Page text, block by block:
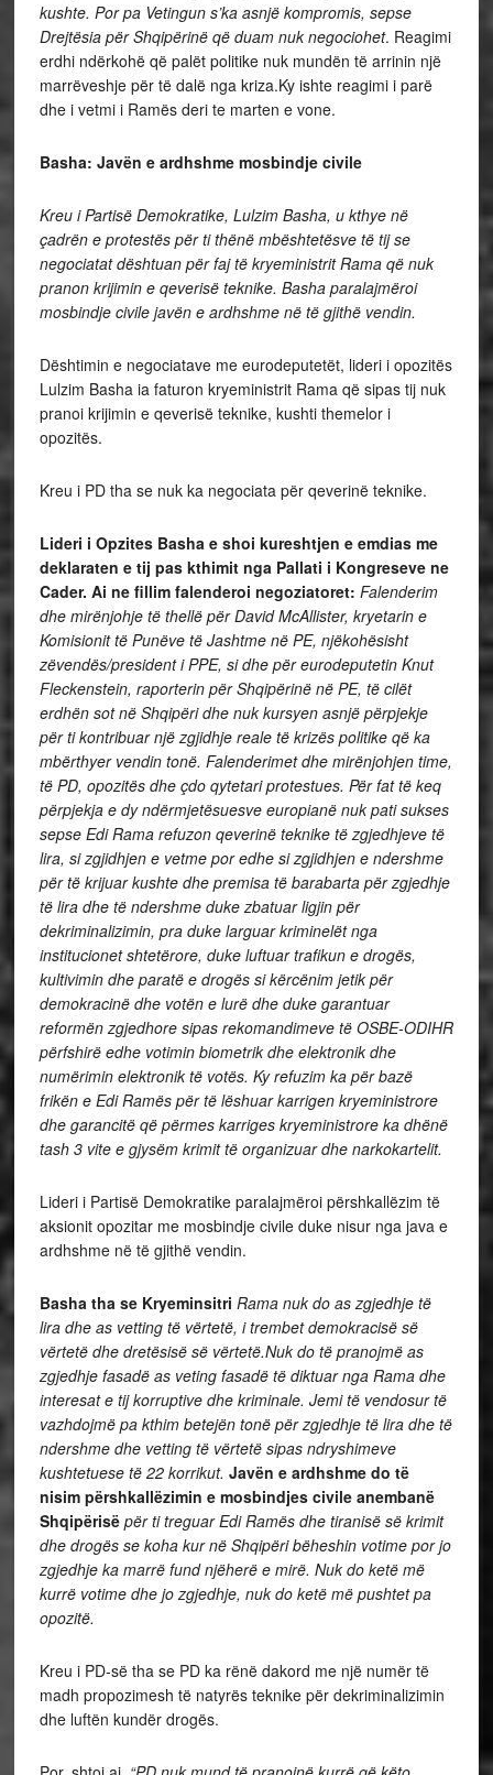
kushte. Por pa Vetingun s’ka asnjë kompromis, sepse
Drejtësia për Shqipërinë që duam nuk negociohet. Reagimi
erdhi ndërkohë që palët politike nuk mundën të arrinin një
marrëveshje për të dalë nga kriza.Ky ishte reagimi i parë
dhe i vetmi i Ramës deri te marten e vone.
Basha: Javën e ardhshme mosbindje civile
Kreu i Partisë Demokratike, Lulzim Basha, u kthye në
çadrën e protestës për ti thënë mbështetësve të tij se
negociatat dështuan për faj të kryeministrit Rama që nuk
pranon krijimin e qeverisë teknike. Basha paralajmëroi
mosbindje civile javën e ardhshme në të gjithë vendin.
Dështimin e negociatave me eurodeputetët, lideri i opozitës
Lulzim Basha ia faturon kryeministrit Rama që sipas tij nuk
pranoi krijimin e qeverisë teknike, kushti themelor i
opozitës.
Kreu i PD tha se nuk ka negociata për qeverinë teknike.
Lideri i Opzites Basha e shoi kureshtjen e emdias me
deklaraten e tij pas kthimit nga Pallati i Kongreseve ne
Cader. Ai ne fillim falenderoi negoziatoret: Falenderim
dhe mirënjohje të thellë për David McAllister, kryetarin e
Komisionit të Punëve të Jashtme në PE, njëkohësisht
zëvendës/president i PPE, si dhe për eurodeputetin Knut
Fleckenstein, raporterin për Shqipërinë në PE, të cilët
erdhën sot në Shqipëri dhe nuk kursyen asnjë përpjekje
për ti kontribuar një zgjidhje reale të krizës politike që ka
mbërthyer vendin tonë. Falenderimet dhe mirënjohjen time,
të PD, opozitës dhe çdo qytetari protestues. Për fat të keq
përpjekja e dy ndërmjetësuesve europianë nuk pati sukses
sepse Edi Rama refuzon qeverinë teknike të zgjedhjeve të
lira, si zgjidhjen e vetme por edhe si zgjidhjen e ndershme
për të krijuar kushte dhe premisa të barabarta për zgjedhje
të lira dhe të ndershme duke zbatuar ligjin për
dekriminalizimin, pra duke larguar kriminelët nga
institucionet shtetërore, duke luftuar trafikun e drogës,
kultivimin dhe paratë e drogës si kërcënim jetik për
demokracinë dhe votën e lurë dhe duke garantuar
reformën zgjedhore sipas rekomandimeve të OSBE-ODIHR
përfshirë edhe votimin biometrik dhe elektronik dhe
numërimin elektronik të votës. Ky refuzim ka për bazë
frikën e Edi Ramës për të lëshuar karrigen kryeministrore
dhe garancitë që përmes karriges kryeministrore ka dhënë
tash 3 vite e gjysëm krimit të organizuar dhe narkokartelit.
Lideri i Partisë Demokratike paralajmëroi përshkallëzim të
aksionit opozitar me mosbindje civile duke nisur nga java e
ardhshme në të gjithë vendin.
Basha tha se Kryeminsitri Rama nuk do as zgjedhje të
lira dhe as vetting të vërtetë, i trembet demokracisë së
vërtetë dhe dretësisë së vërtetë.Nuk do të pranojmë as
zgjedhje fasadë as veting fasadë të diktuar nga Rama dhe
interesat e tij korruptive dhe kriminale. Jemi të vendosur të
vazhdojmë pa kthim betejën tonë për zgjedhje të lira dhe të
ndershme dhe vetting të vërtetë sipas ndryshimeve
kushtetuese të 22 korrikut. Javën e ardhshme do të
nisim përshkallëzimin e mosbindjes civile anembanë
Shqipërisëpër ti treguar Edi Ramës dhe tiranisë së krimit
dhe drogës se koha kur në Shqipëri bëheshin votime por jo
zgjedhje ka marrë fund njëherë e mirë. Nuk do ketë më
kurrë votime dhe jo zgjedhje, nuk do ketë më pushtet pa
opozitë.
Kreu i PD-së tha se PD ka rënë dakord me një numër të
madh propozimesh të natyrës teknike për dekriminalizimin
dhe luftën kundër drogës.